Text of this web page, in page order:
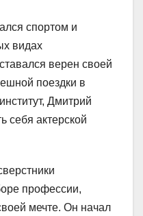
спортом и
видaх
верен своей
поездки в
Дмитрий
себя актерской
профессии,
мечте. Он начал